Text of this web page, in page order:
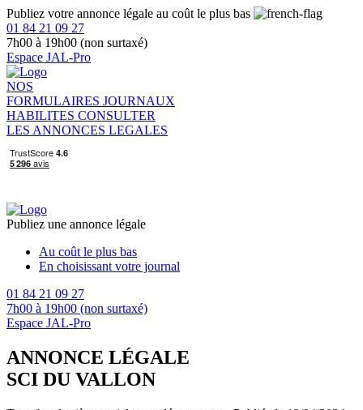
Publiez votre annonce légale au coût le plus bas
01 84 21 09 27
7h00 à 19h00 (non surtaxé)
Espace JAL-Pro
NOS
FORMULAIRES JOURNAUX
HABILITES CONSULTER
LES ANNONCES LEGALES
Publiez une annonce légale
Au coût le plus bas
En choisissant votre journal
01 84 21 09 27
7h00 à 19h00 (non surtaxé)
Espace JAL-Pro
ANNONCE LÉGALE
SCI DU VALLON